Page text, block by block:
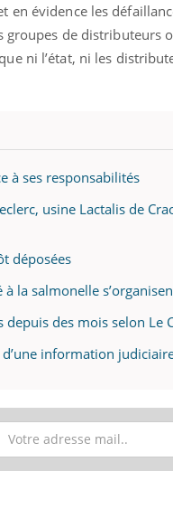
en évidence les
groupes de distributeurs
ni l’état, ni les
à ses responsabilités
usine Lactalis de
déposées
la salmonelle
des mois selon Le
information
des Mains : se
l’été ! Youtube
! Vacances, plage, piscine,